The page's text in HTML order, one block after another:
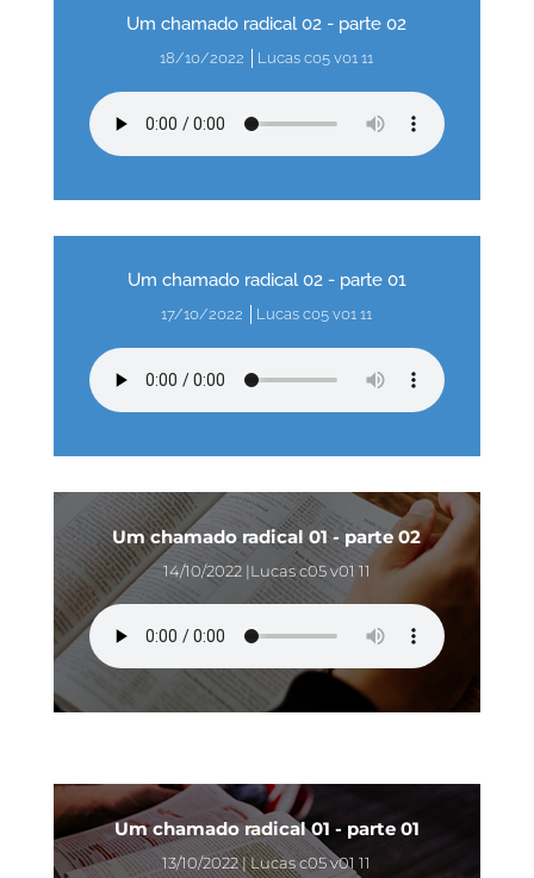
Um chamado radical 02 - parte 02
18/10/2022 │Lucas c05 v01 11
Um chamado radical 02 - parte 01
17/10/2022 │Lucas c05 v01 11
Um chamado radical 01 - parte 02
14/10/2022 |Lucas c05 v01 11
Um chamado radical 01 - parte 01
13/10/2022 | Lucas c05 v01 11